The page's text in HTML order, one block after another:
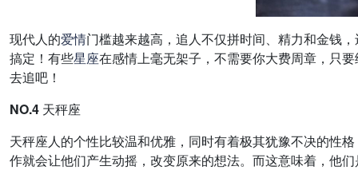
现代人的爱情门槛越来越高，追人不仅拼时间、精力和金钱
搞定！有些星座在感情上毫无架子，不需要你大费周章，只
去追吧！
NO.4 天秤座
天秤座人的个性比较温和优雅，同时有着极其犹豫不决的性
作就会让他们产生动摇，改变原来的想法。而这意味着，他